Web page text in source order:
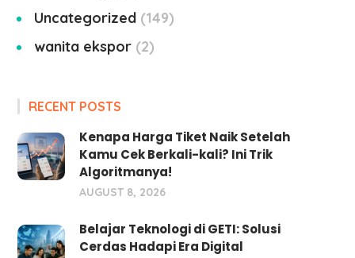
Uncategorized 149
wanita ekspor 2
RECENT POSTS
Kenapa Harga Tiket Naik Setelah
Kamu Cek Berkali-kali? Ini Trik
Algoritmanya!
AUGUST 8, 2026
Belajar Teknologi di GETI: Solusi
Cerdas Hadapi Era Digital